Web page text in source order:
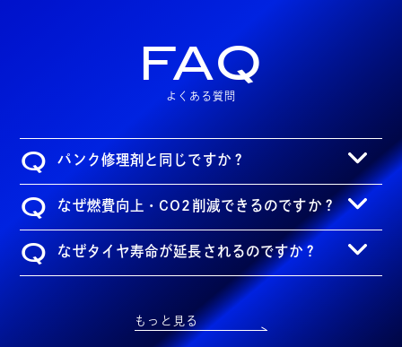
FAQ
よくある質問
Q パンク修理剤と同じですか？
Q なぜ燃費向上・CO2削減できるのですか？
Q なぜタイヤ寿命が延長されるのですか？
もっと見る